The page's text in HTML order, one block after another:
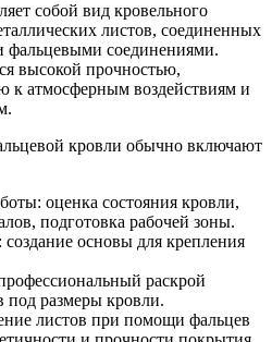
собой вид кровельного
листов, соединенных
соединениями.
высокой прочностью,
к атмосферным воздействиям и
кровли обычно включают
оценка состояния кровли,
подготовка рабочей зоны.
основы для крепления
раскрой
под размеры кровли.
листов при помощи фальцев